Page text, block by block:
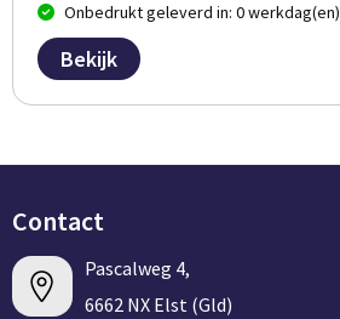
Onbedrukt geleverd in: 0 werkdag(en)
Bekijk
Contact
Pascalweg 4,
6662 NX Elst (Gld)